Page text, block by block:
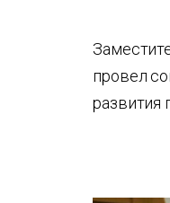
провел
развития